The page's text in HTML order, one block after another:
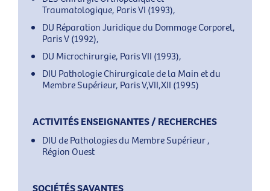
Traumatologique, Paris VI (1993),
DU Réparation Juridique du Dommage Corporel,
Paris V (1992),
DU Microchirurgie, Paris VII (1993),
DIU Pathologie Chirurgicale de la Main et du
Membre Supérieur, Paris V,VII,XII (1995)
ACTIVITÉS ENSEIGNANTES / RECHERCHES
DIU de Pathologies du Membre Supérieur ,
Région Ouest
SOCIÉTÉS SAVANTES